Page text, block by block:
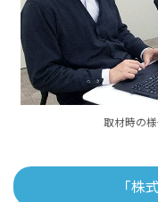
取材時の
「株